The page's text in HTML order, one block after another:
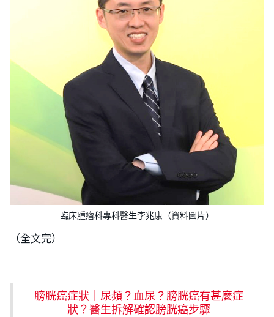
臨床腫瘤科專科醫生李兆康（資料圖片）
（全文完）
膀胱癌症狀｜尿頻？血尿？膀胱癌有甚麼症
狀？醫生拆解確認膀胱癌步驟